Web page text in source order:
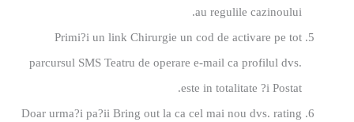
au regulile cazinoului.
Primi?i un link Chirurgie un cod de activare pe tot
parcursul SMS Teatru de operare e-mail ca profilul dvs.
este in totalitate ?i Postat.
Doar urma?i pa?ii Bring out la ca cel mai nou dvs. rating